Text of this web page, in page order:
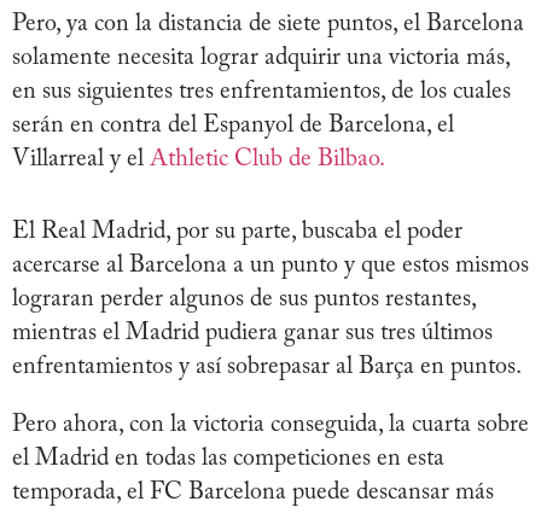
Pero, ya con la distancia de siete puntos, el Barcelona
solamente necesita lograr adquirir una victoria más,
en sus siguientes tres enfrentamientos, de los cuales
serán en contra del Espanyol de Barcelona, el
Villarreal y el Athletic Club de Bilbao.
El Real Madrid, por su parte, buscaba el poder
acercarse al Barcelona a un punto y que estos mismos
lograran perder algunos de sus puntos restantes,
mientras el Madrid pudiera ganar sus tres últimos
enfrentamientos y así sobrepasar al Barça en puntos.
Pero ahora, con la victoria conseguida, la cuarta sobre
el Madrid en todas las competiciones en esta
temporada, el FC Barcelona puede descansar más